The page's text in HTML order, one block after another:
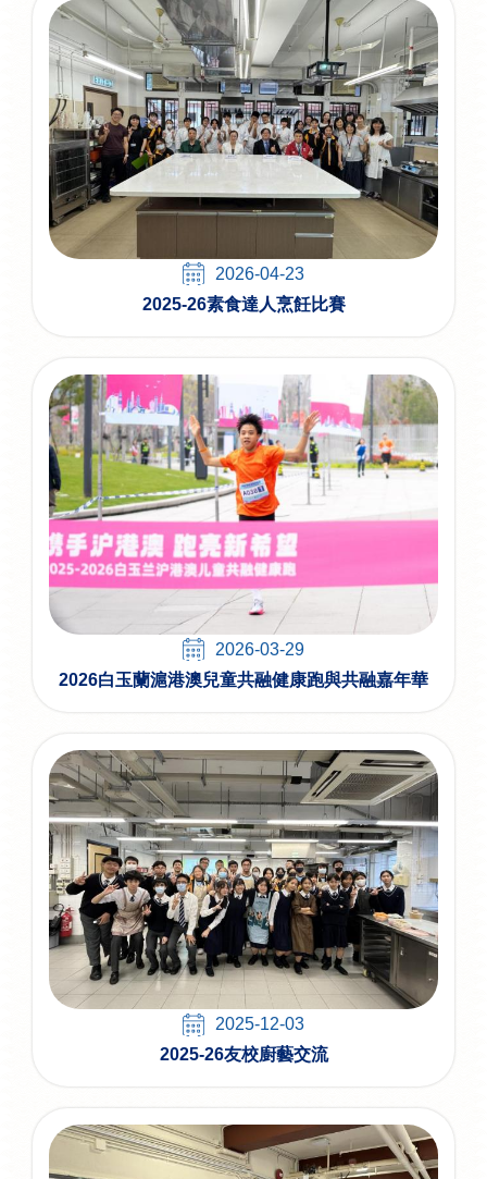
2026-04-23
2025-26素食達人烹飪比賽
2026-03-29
2026白玉蘭滬港澳兒童共融健康跑與共融嘉年華
2025-12-03
2025-26友校廚藝交流